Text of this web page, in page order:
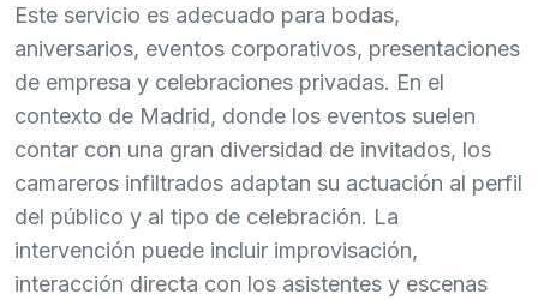
Este servicio es adecuado para bodas,
aniversarios, eventos corporativos, presentaciones
de empresa y celebraciones privadas. En el
contexto de Madrid, donde los eventos suelen
contar con una gran diversidad de invitados, los
camareros infiltrados adaptan su actuación al perfil
del público y al tipo de celebración. La
intervención puede incluir improvisación,
interacción directa con los asistentes y escenas